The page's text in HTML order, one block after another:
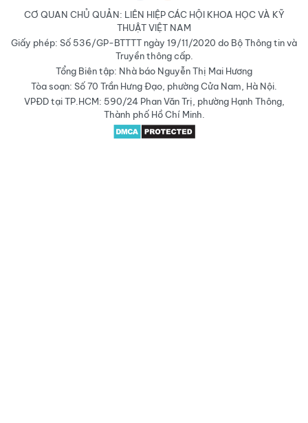
CƠ QUAN CHỦ QUẢN: LIÊN HIỆP CÁC HỘI KHOA HỌC VÀ KỸ
THUẬT VIỆT NAM
Giấy phép: Số 536/GP-BTTTT ngày 19/11/2020 do Bộ Thông tin và
Truyền thông cấp.
Tổng Biên tập: Nhà báo Nguyễn Thị Mai Hương
Tòa soạn: Số 70 Trần Hưng Đạo, phường Cửa Nam, Hà Nội.
VPĐD tại TP.HCM: 590/24 Phan Văn Trị, phường Hạnh Thông,
Thành phố Hồ Chí Minh.